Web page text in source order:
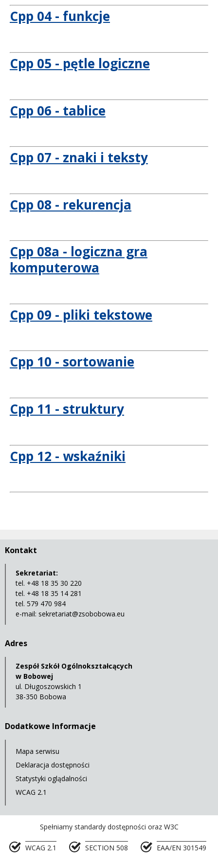
Cpp 04 - funkcje
Cpp 05 - pętle logiczne
Cpp 06 - tablice
Cpp 07 - znaki i teksty
Cpp 08 - rekurencja
Cpp 08a - logiczna gra
komputerowa
Cpp 09 - pliki tekstowe
Cpp 10 - sortowanie
Cpp 11 - struktury
Cpp 12 - wskaźniki
Kontakt
Sekretariat:
tel. +48 18 35 30 220
tel. +48 18 35 14 281
tel. 579 470 984
e-mail: sekretariat@zsobobowa.eu
Adres
Zespół Szkół Ogólnokształcących
w Bobowej
ul. Długoszowskich 1
38-350 Bobowa
Dodatkowe Informacje
Mapa serwisu
Deklaracja dostępności
Statystyki oglądalności
WCAG 2.1
Spełniamy standardy dostępności oraz W3C
WCAG 2.1 SECTION 508 EAA/EN 301549